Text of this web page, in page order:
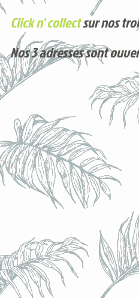
Click n' collectsur nos
Nos 3 adresses sont
Voici nos derniers arrivages !
Produits phares